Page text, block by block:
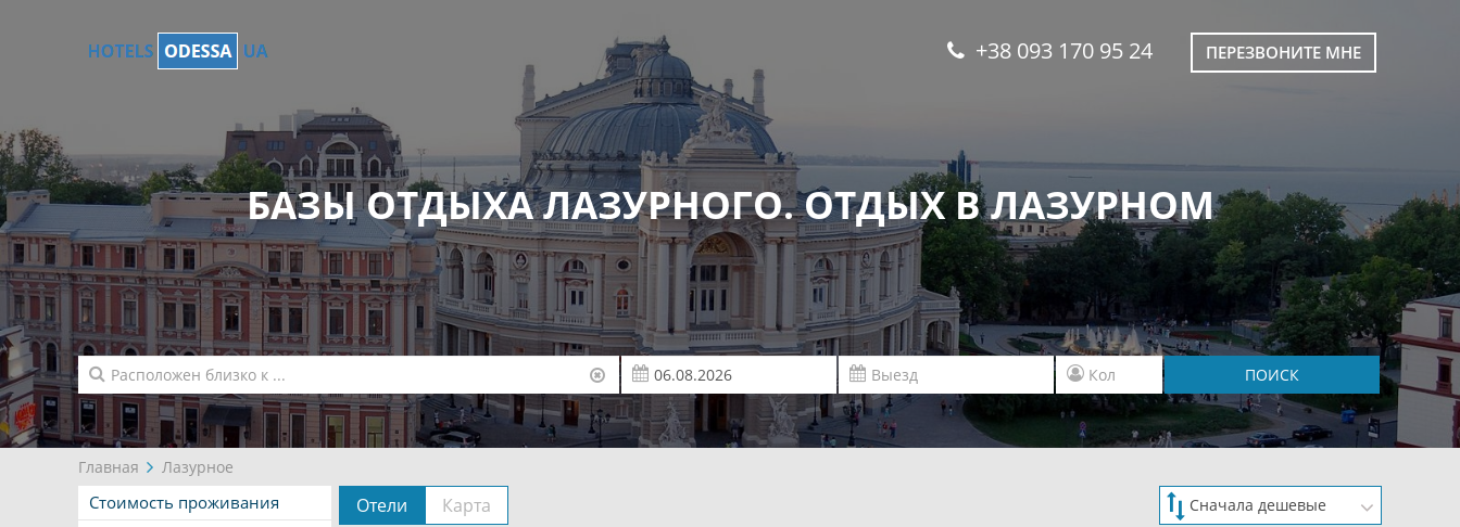
БАЗЫ ОТДЫХА ЛАЗУРНОГО. ОТДЫХ В ЛАЗУРНОМ
+38 093 170 95 24 ПЕРЕЗВОНИТЕ МНЕ
ПОИСК
Главная Лазурное
Стоимость проживания Отели Карта